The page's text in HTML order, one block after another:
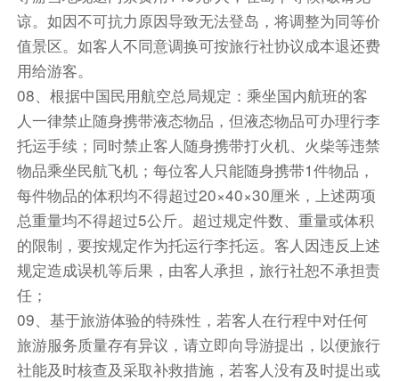
谅。如因不可抗力原因导致无法登岛，将调整为同等价
值景区。如客人不同意调换可按旅行社协议成本退还费
用给游客。
08、根据中国民用航空总局规定：乘坐国内航班的客
人一律禁止随身携带液态物品，但液态物品可办理行李
托运手续；同时禁止客人随身携带打火机、火柴等违禁
物品乘坐民航飞机；每位客人只能随身携带1件物品，
每件物品的体积均不得超过20×40×30厘米，上述两项
总重量均不得超过5公斤。超过规定件数、重量或体积
的限制，要按规定作为托运行李托运。客人因违反上述
规定造成误机等后果，由客人承担，旅行社恕不承担责
任；
09、基于旅游体验的特殊性，若客人在行程中对任何
旅游服务质量存有异议，请立即向导游提出，以便旅行
社能及时核查及采取补救措施，若客人没有及时提出或